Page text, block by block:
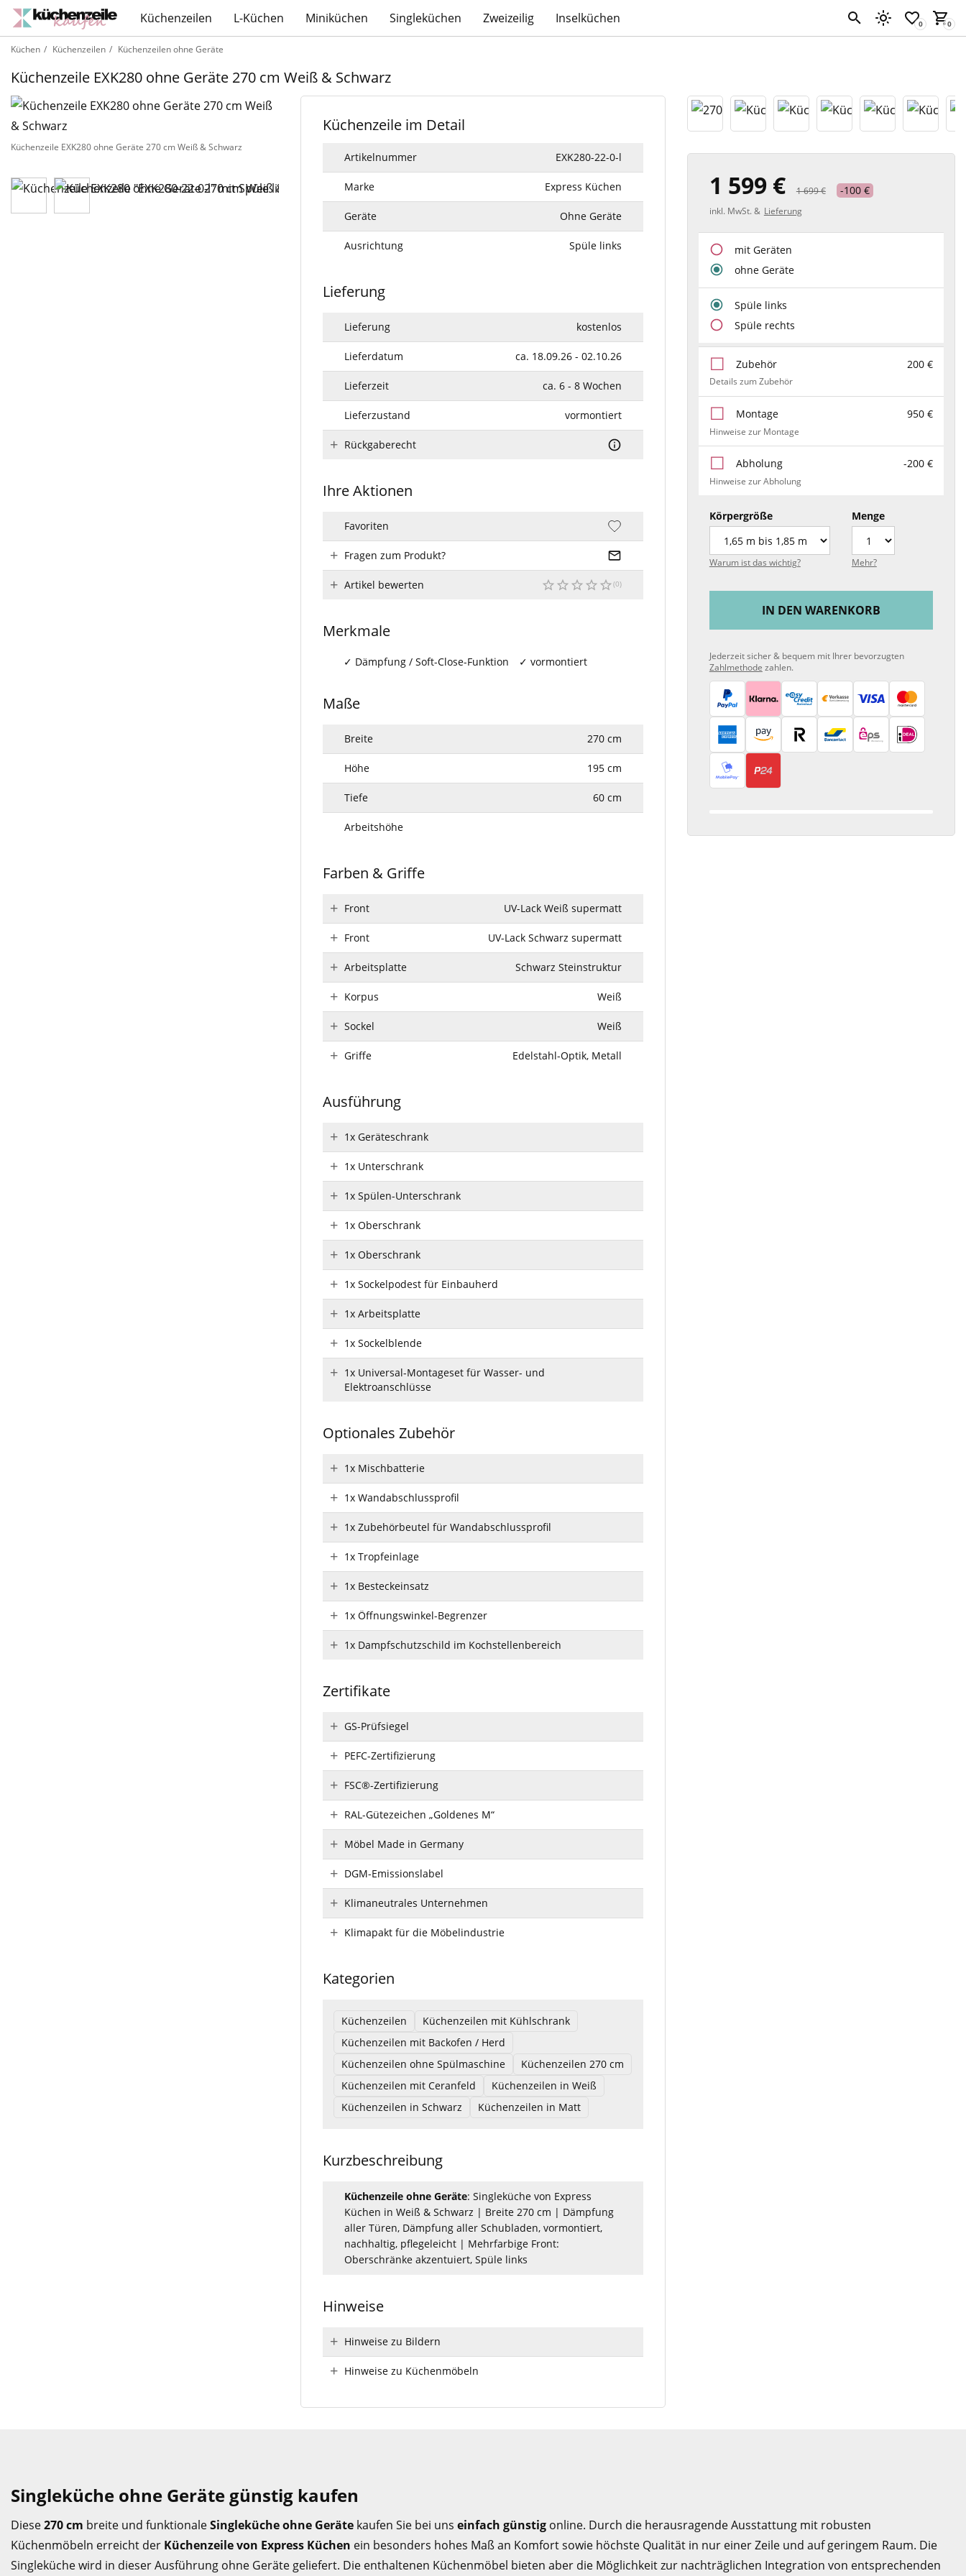
Küchenzeilen L-Küchen Miniküchen Singleküchen Zweizeilig Inselküchen
Küchen Küchenzeilen Küchenzeilen ohne Geräte
Küchenzeile EXK280 ohne Geräte 270 cm Weiß & Schwarz
Küchenzeile EXK280 ohne Geräte 270 cm Weiß & Schwarz
1 599 € 1 699 € -100 €
inkl. MwSt. & Lieferung
mit Geräten
ohne Geräte
Spüle links
Spüle rechts
Zubehör 200 €
Details zum Zubehör
Montage 950 €
Hinweise zur Montage
Abholung -200 €
Hinweise zur Abholung
Körpergröße
Warum ist das wichtig?
Menge
Mehr?
IN DEN WARENKORB
Jederzeit sicher & bequem mit Ihrer bevorzugten
Zahlmethode zahlen.
Küchenzeile im Detail
Artikelnummer EXK280-22-0-l
Marke Express Küchen
Geräte Ohne Geräte
Ausrichtung Spüle links
Lieferung
Lieferung kostenlos
Lieferdatum ca. 18.09.26 - 02.10.26
Lieferzeit ca. 6 - 8 Wochen
Lieferzustand vormontiert
Rückgaberecht
Ihre Aktionen
Favoriten
Fragen zum Produkt?
Artikel bewerten
Merkmale
Dämpfung / Soft-Close-Funktion vormontiert
Maße
Breite 270 cm
Höhe 195 cm
Tiefe 60 cm
Arbeitshöhe
Farben & Griffe
Front UV-Lack Weiß supermatt
Front UV-Lack Schwarz supermatt
Arbeitsplatte Schwarz Steinstruktur
Korpus Weiß
Sockel Weiß
Griffe Edelstahl-Optik, Metall
Ausführung
1x Geräteschrank
1x Unterschrank
1x Spülen-Unterschrank
1x Oberschrank
1x Oberschrank
1x Sockelpodest für Einbauherd
1x Arbeitsplatte
1x Sockelblende
1x Universal-Montageset für Wasser- und
Elektroanschlüsse
Optionales Zubehör
1x Mischbatterie
1x Wandabschlussprofil
1x Zubehörbeutel für Wandabschlussprofil
1x Tropfeinlage
1x Besteckeinsatz
1x Öffnungswinkel-Begrenzer
1x Dampfschutzschild im Kochstellenbereich
Zertifikate
GS-Prüfsiegel
PEFC-Zertifizierung
FSC®-Zertifizierung
RAL-Gütezeichen „Goldenes M“
Möbel Made in Germany
DGM-Emissionslabel
Klimaneutrales Unternehmen
Klimapakt für die Möbelindustrie
Kategorien
Küchenzeilen
Küchenzeilen mit Kühlschrank
Küchenzeilen mit Backofen / Herd
Küchenzeilen ohne Spülmaschine
Küchenzeilen 270 cm
Küchenzeilen mit Ceranfeld
Küchenzeilen in Weiß
Küchenzeilen in Schwarz
Küchenzeilen in Matt
Kurzbeschreibung
Küchenzeile ohne Geräte: Singleküche von Express
Küchen in Weiß & Schwarz | Breite 270 cm | Dämpfung
aller Türen, Dämpfung aller Schubladen, vormontiert,
nachhaltig, pflegeleicht | Mehrfarbige Front:
Oberschränke akzentuiert, Spüle links
Hinweise
Hinweise zu Bildern
Hinweise zu Küchenmöbeln
Singleküche ohne Geräte günstig kaufen
Diese270 cm breite und funktionaleSingleküche ohne Geräte kaufen Sie bei uns einfach günstig online. Durch die herausragende Ausstattung mit robusten
Küchenmöbeln erreicht der Küchenzeile von Express Küchen ein besonders hohes Maß an Komfort sowie höchste Qualität in nur einer Zeile und auf geringem Raum. Die
Singleküche wird in dieser Ausführung ohne Geräte geliefert. Die enthaltenen Küchenmöbel bieten aber die Möglichkeit zur nachträglichen Integration von entsprechenden